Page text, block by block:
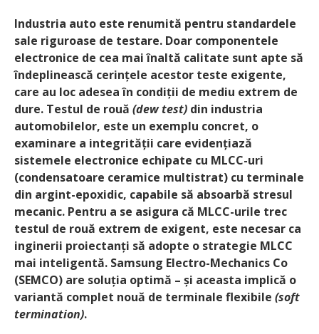
Industria auto este renumită pentru standardele
sale riguroase de testare. Doar componentele
electronice de cea mai înaltă calitate sunt apte să
îndeplinească cerințele acestor teste exigente,
care au loc adesea în condiții de mediu extrem de
dure. Testul de rouă (dew test) din industria
automobilelor, este un exemplu concret, o
examinare a integrității care evidențiază
sistemele electronice echipate cu MLCC-uri
(condensatoare ceramice multistrat) cu terminale
din argint-epoxidic, capabile să absoarbă stresul
mecanic. Pentru a se asigura că MLCC-urile trec
testul de rouă extrem de exigent, este necesar ca
inginerii proiectanți să adopte o strategie MLCC
mai inteligentă. Samsung Electro-Mechanics Co
(SEMCO) are soluția optimă – și aceasta implică o
variantă complet nouă de terminale flexibile (soft
termination).